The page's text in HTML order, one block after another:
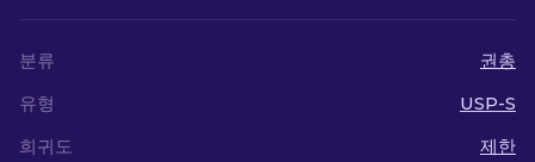
분류
권총
유형
USP-S
희귀도
제한